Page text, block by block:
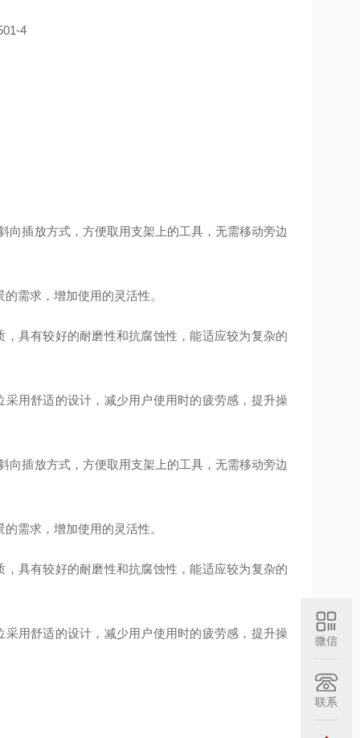
向插放方式，方便取用支架上的工具，无需移动旁边
需求，增加使用的灵活性。
具有较好的耐磨性和抗腐蚀性，能适应较为复杂的
用舒适的设计，减少用户使用时的疲劳感，提升操
向插放方式，方便取用支架上的工具，无需移动旁边
需求，增加使用的灵活性。
具有较好的耐磨性和抗腐蚀性，能适应较为复杂的
用舒适的设计，减少用户使用时的疲劳感，提升操
微信
联系